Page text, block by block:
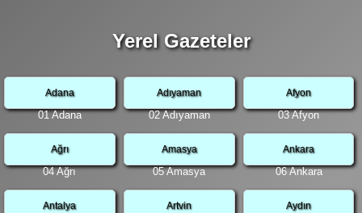
Yerel Gazeteler
Adana
01 Adana
Adıyaman
02 Adıyaman
Afyon
03 Afyon
Ağrı
04 Ağrı
Amasya
05 Amasya
Ankara
06 Ankara
Antalya Artvin Aydın